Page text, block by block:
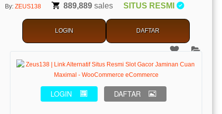
By: ZEUS138 889,889 sales SITUS RESMI
LOGIN DAFTAR
LOGIN DAFTAR